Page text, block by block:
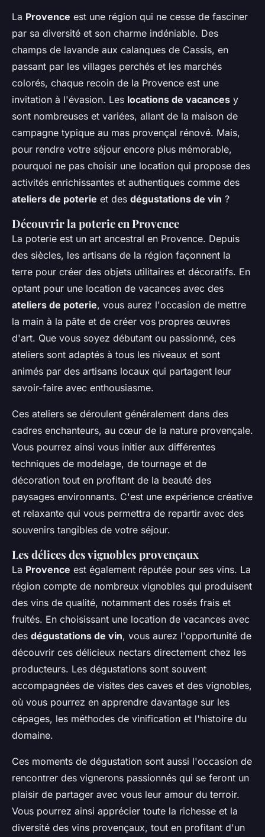
La Provence est une région qui ne cesse de fasciner
par sa diversité et son charme indéniable. Des
champs de lavande aux calanques de Cassis, en
passant par les villages perchés et les marchés
colorés, chaque recoin de la Provence est une
invitation à l'évasion. Les locations de vacances y
sont nombreuses et variées, allant de la maison de
campagne typique au mas provençal rénové. Mais,
pour rendre votre séjour encore plus mémorable,
pourquoi ne pas choisir une location qui propose des
activités enrichissantes et authentiques comme des
ateliers de poterie et des dégustations de vin ?
Découvrir la poterie en Provence
La poterie est un art ancestral en Provence. Depuis
des siècles, les artisans de la région façonnent la
terre pour créer des objets utilitaires et décoratifs. En
optant pour une location de vacances avec des
ateliers de poterie, vous aurez l'occasion de mettre
la main à la pâte et de créer vos propres œuvres
d'art. Que vous soyez débutant ou passionné, ces
ateliers sont adaptés à tous les niveaux et sont
animés par des artisans locaux qui partagent leur
savoir-faire avec enthousiasme.
Ces ateliers se déroulent généralement dans des
cadres enchanteurs, au cœur de la nature provençale.
Vous pourrez ainsi vous initier aux différentes
techniques de modelage, de tournage et de
décoration tout en profitant de la beauté des
paysages environnants. C'est une expérience créative
et relaxante qui vous permettra de repartir avec des
souvenirs tangibles de votre séjour.
Les délices des vignobles provençaux
La Provence est également réputée pour ses vins. La
région compte de nombreux vignobles qui produisent
des vins de qualité, notamment des rosés frais et
fruités. En choisissant une location de vacances avec
des dégustations de vin, vous aurez l'opportunité de
découvrir ces délicieux nectars directement chez les
producteurs. Les dégustations sont souvent
accompagnées de visites des caves et des vignobles,
où vous pourrez en apprendre davantage sur les
cépages, les méthodes de vinification et l'histoire du
domaine.
Ces moments de dégustation sont aussi l'occasion de
rencontrer des vignerons passionnés qui se feront un
plaisir de partager avec vous leur amour du terroir.
Vous pourrez ainsi apprécier toute la richesse et la
diversité des vins provençaux, tout en profitant d'un